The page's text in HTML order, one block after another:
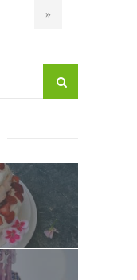
»